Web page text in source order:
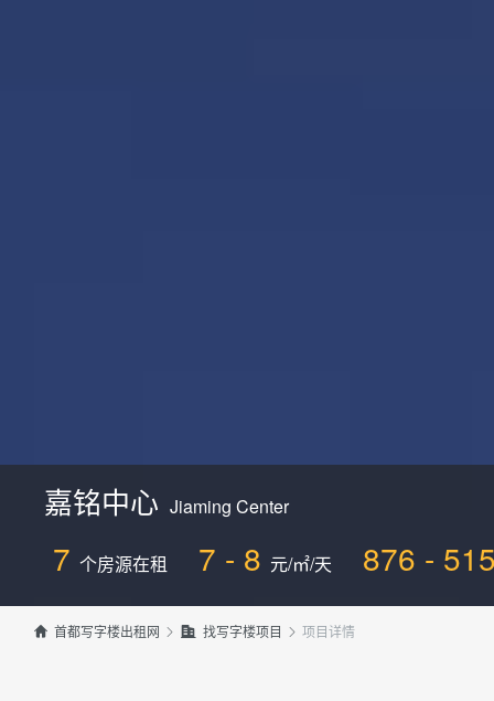
嘉铭中心 Jiaming Center
7 个房源在租 7 - 8 元/㎡/天 876 -
 首都写字楼出租网   找写字楼项目  项目详情